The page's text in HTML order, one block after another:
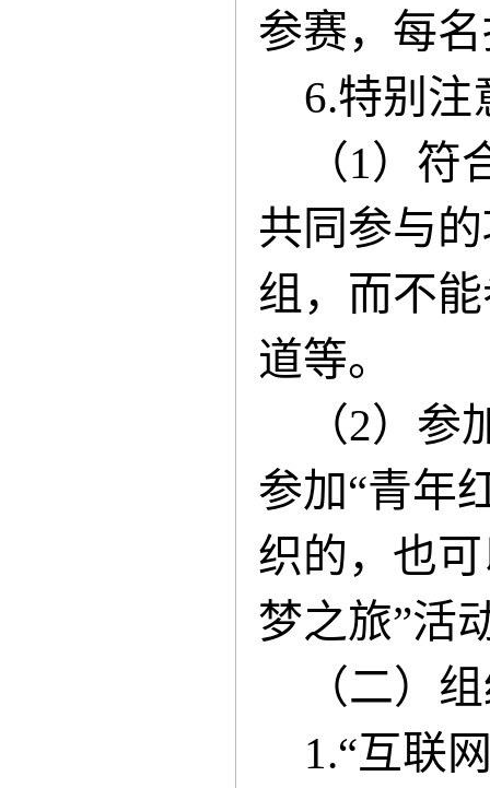
参赛，每
6.特别注
（1）
共同参与
组，而不
道等。
（2）
参加“青年
织的，也
梦之旅”活
（二）
1.“互联